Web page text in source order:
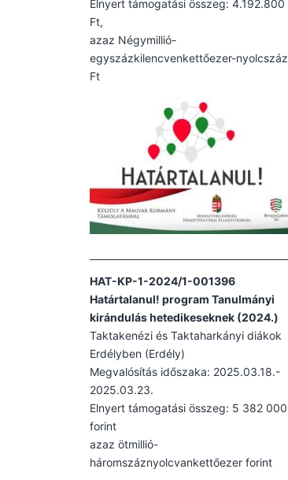
Elnyert támogatási összeg: 4.192.800
Ft,
azaz Négymillió-
egyszázkilencvenkettőezer-nyolcszáz
Ft
HAT-KP-1-2024/1-001396
Határtalanul! program Tanulmányi
kirándulás hetedikeseknek (2024.)
Taktakenézi és Taktaharkányi diákok
Erdélyben (Erdély)
Megvalósítás időszaka: 2025.03.18.-
2025.03.23.
Elnyert támogatási összeg: 5 382 000
forint
azaz ötmillió-
háromszáznyolcvankettőezer forint